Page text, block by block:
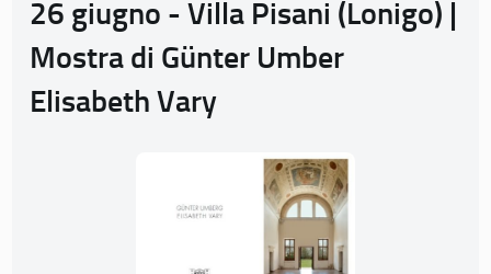
26 giugno - Villa Pisani (Lonigo) |
Mostra di Günter Umber
Elisabeth Vary